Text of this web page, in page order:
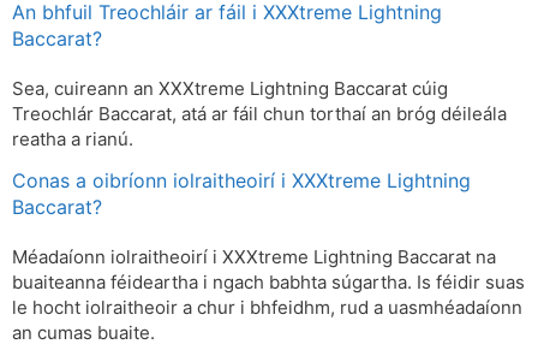
An bhfuil Treochláir ar fáil i XXXtreme Lightning
Baccarat?
Sea, cuireann an XXXtreme Lightning Baccarat cúig
Treochlár Baccarat, atá ar fáil chun torthaí an bróg déileála
reatha a rianú.
Conas a oibríonn iolraitheoirí i XXXtreme Lightning
Baccarat?
Méadaíonn iolraitheoirí i XXXtreme Lightning Baccarat na
buaiteanna féideartha i ngach babhta súgartha. Is féidir suas
le hocht iolraitheoir a chur i bhfeidhm, rud a uasmhéadaíonn
an cumas buaite.